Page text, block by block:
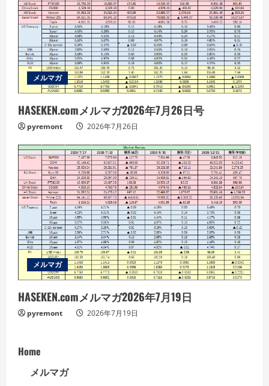
メルマガ
HASEKEN.comメルマガ2026年7月26日号
pyremont 2026年7月26日
メルマガ
HASEKEN.comメルマガ2026年7月19日
pyremont 2026年7月19日
Home
メルマガ